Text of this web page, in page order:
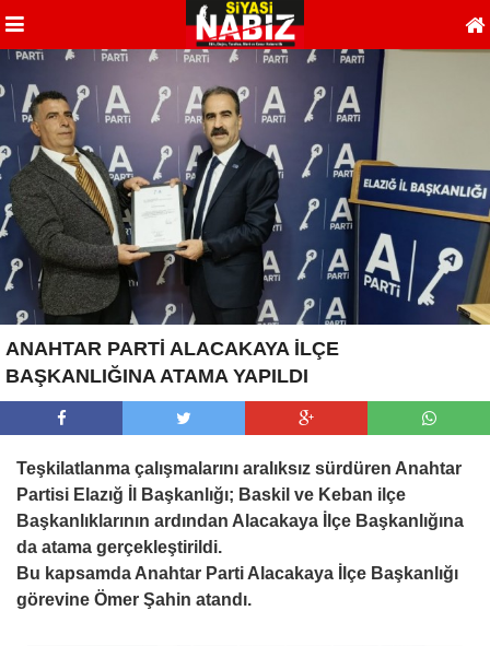
ANAHTAR PARTİ ALACAKAYA İLÇE
BAŞKANLIĞINA ATAMA YAPILDI
Teşkilatlanma çalışmalarını aralıksız sürdüren Anahtar
Partisi Elazığ İl Başkanlığı; Baskil ve Keban ilçe
Başkanlıklarının ardından Alacakaya İlçe Başkanlığına
da atama gerçekleştirildi.
Bu kapsamda Anahtar Parti Alacakaya İlçe Başkanlığı
görevine Ömer Şahin atandı.